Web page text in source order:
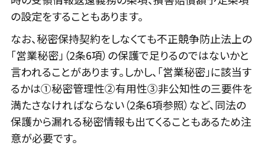
の設定をすることもあります。
なお、秘密保持契約をしなくても不正競争防止法上の
「営業秘密」（2条6項）の保護で足りるのではないかと
言われることがあります。しかし、「営業秘密」に該当す
るかは①秘密管理性②有用性③非公知性の三要件を
満たさなければならない（2条6項参照）など、同法の
保護から漏れる秘密情報も出てくることもあるため注
意が必要です。